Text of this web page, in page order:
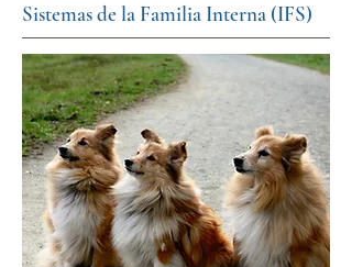
Sistemas de la Familia Interna (IFS)